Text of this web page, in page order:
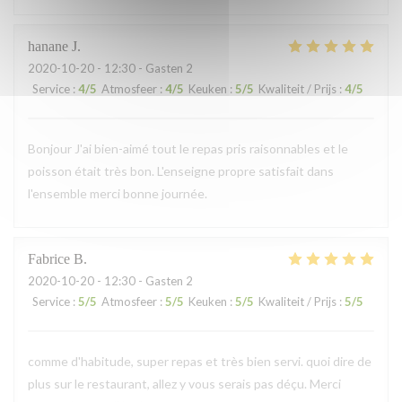
hanane J
2020-10-20 - 12:30 - Gasten 2
Service : 4/5 Atmosfeer : 4/5 Keuken : 5/5 Kwaliteit / Prijs : 4/5
Bonjour J'ai bien-aimé tout le repas pris raisonnables et le
poisson était très bon. L'enseigne propre satisfait dans
l'ensemble merci bonne journée.
Fabrice B
2020-10-20 - 12:30 - Gasten 2
Service : 5/5 Atmosfeer : 5/5 Keuken : 5/5 Kwaliteit / Prijs : 5/5
comme d'habitude, super repas et très bien servi. quoi dire de
plus sur le restaurant, allez y vous serais pas déçu. Merci